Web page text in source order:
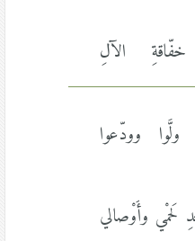
خفّاقةِ الآلِ
وودّعوا
لَحمْي وأَوْصالي